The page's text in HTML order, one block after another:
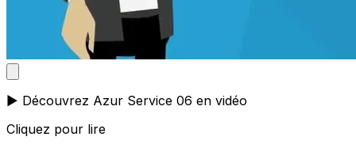
▶️ Découvrez Azur Service 06 en vidéo
Cliquez pour lire